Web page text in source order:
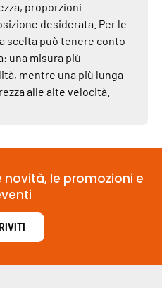
proporzioni
desiderata. Per le
scelta può tenere conto
una misura più
mentre una più lunga
alle alte velocità.
le promozioni e